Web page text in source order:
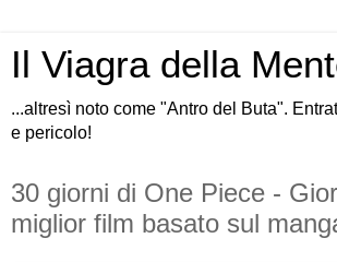
Il Viagra della
...altresì noto come "Antro del Buta".
e pericolo!
30 giorni di One Piece -
miglior film basato sul